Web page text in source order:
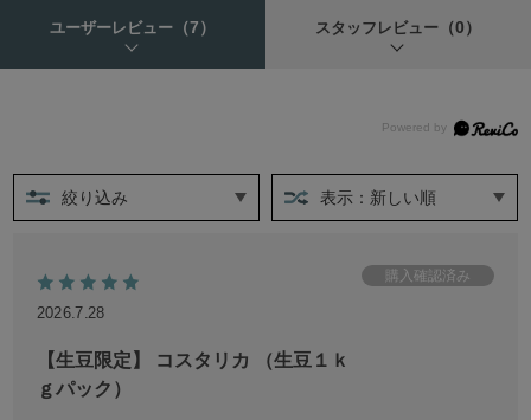
ユーザーレビュー （7） スタッフレビュー （0）
絞り込み 表示：新しい順
2026.7.28
【生豆限定】 コスタリカ （生豆１ｋ
ｇパック）